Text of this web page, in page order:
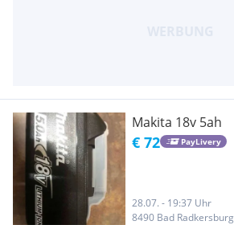
Makita 18v 5ah
€ 72 PayLivery
28.07. - 19:37 Uhr
8490 Bad Radkersburg